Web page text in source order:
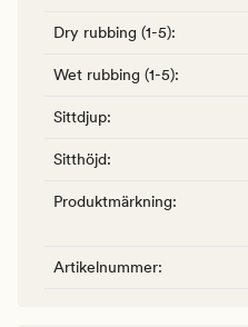
Dry rubbing (1-5):
Wet rubbing (1-5):
Sittdjup:
Sitthöjd:
Produktmärkning:
Artikelnummer: